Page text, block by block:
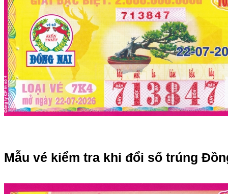
Mẫu vé kiểm tra khi đổi số trúng